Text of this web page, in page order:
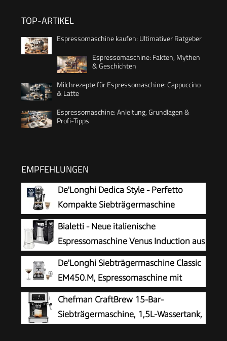
TOP-ARTIKEL
Espressomaschine kaufen: Ultimativer Ratgeber
Espressomaschine: Fakten, Mythen
& Geschichten
Milchrezepte für Espressomaschine: Cappuccino
& Latte
Espressomaschine: Anleitung, Grundlagen &
Profi-Tipps
EMPFEHLUNGEN
De'Longhi Dedica Style - Perfetto
Kompakte Siebträgermaschine
Espressomaschine mit Tasten,
manuellem Milchaufschäumer für Espresso und
Cappuccino, ESE Pad geeignet, 15cm breit,
Schwarz (EC685.BK)
Bialetti - Neue italienische
Espressomaschine Venus Induction aus
Edelstahl, geeignet für alle Arten von
Tellern, 4 Kaffeetassen (170 ml), Silber
De'Longhi Siebträgermaschine Classic
EM450.M, Espressomaschine mit
professionellem Milchaufschäumer,
Vollmetallgehäuse, 15 Bar, 1,7 l Wassertank,
Edelstahl/Metall
Chefman CraftBrew 15-Bar-
Siebträgermaschine, 1,5L-Wassertank,